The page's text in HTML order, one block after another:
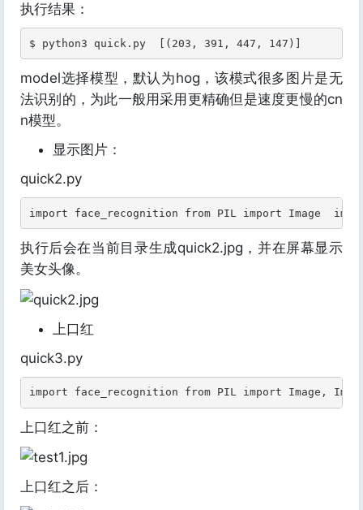
执行结果：
$ python3 quick.py  [(203, 391, 447, 147)]
model选择模型，默认为hog，该模式很多图片是无
法识别的，为此一般用采用更精确但是速度更慢的cn
n模型。
显示图片：
quick2.py
import face_recognition from PIL import Image
执行后会在当前目录生成quick2.jpg，并在屏幕显示
美女头像。
上口红
quick3.py
import face_recognition from PIL import Image,
上口红之前：
上口红之后：